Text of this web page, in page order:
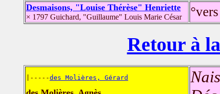
Desmaisons, "Louise Thérèse" Henriette
× 1797 Guichard, "Guillaume" Louis Marie César
Retour à
|-----des Molières, Gérard